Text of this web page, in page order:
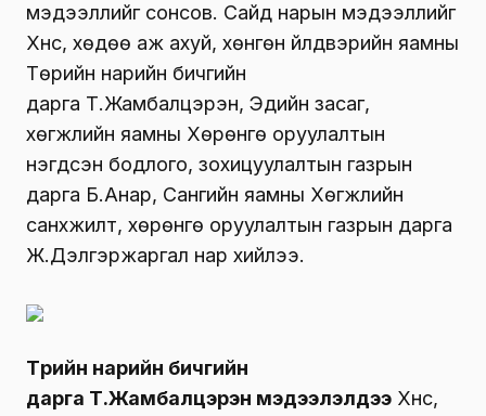
мэдээллийг сонсов. Сайд нарын мэдээллийг
Хүнс, хөдөө аж ахуй, хөнгөн үйлдвэрийн яамны
Төрийн нарийн бичгийн
дарга Т.Жамбалцэрэн, Эдийн засаг,
хөгжлийн яамны Хөрөнгө оруулалтын
нэгдсэн бодлого, зохицуулалтын газрын
дарга Б.Анар, Сангийн яамны Хөгжлийн
санхүүжилт, хөрөнгө оруулалтын газрын дарга
Ж.Дэлгэржаргал нар хийлээ.
Төрийн нарийн бичгийн
дарга Т.Жамбалцэрэн мэдээлэлдээ Хүнс,